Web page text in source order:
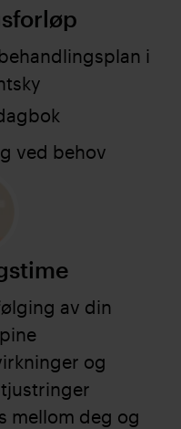
i
ved behov
av din
og
mellom deg og